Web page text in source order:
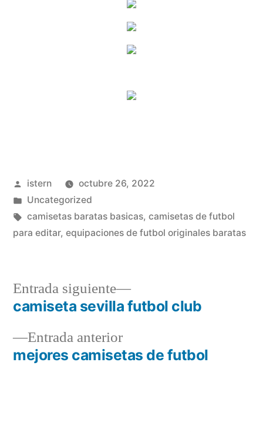
Publicado
por
istern
octubre 26, 2022
Publicado
en
Uncategorized
Etiquetas:
camisetas baratas basicas, camisetas de futbol
para editar, equipaciones de futbol originales baratas
Navegación
de
entradas
Entrada anteriorEntrada
anterior:
mejores camisetas de futbol
Entrada siguiente
Entrada
siguiente:
camiseta sevilla futbol club